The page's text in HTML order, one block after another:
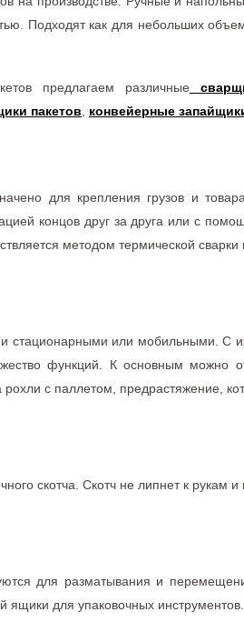
Подходят как для небольших
предлагаем различные
пакетов, конвейерные
для крепления грузов и
концов друг за друга или с
методом термической
стационарными или мобильными. С
функций. К основным можно
с паллетом, предрастяжение,
скотча. Скотч не липнет к
для разматывания и
для упаковочных инструментов.